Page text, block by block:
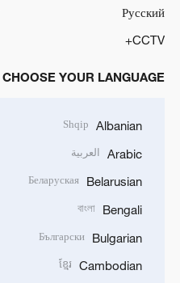
Русский
CCTV+
CHOOSE YOUR LANGUAGE
Albanian
Shqip
Arabic العربية
Belarusian
Беларуская
Bengali
বাংলা
Bulgarian
Български
Cambodian
ខ្មែរ